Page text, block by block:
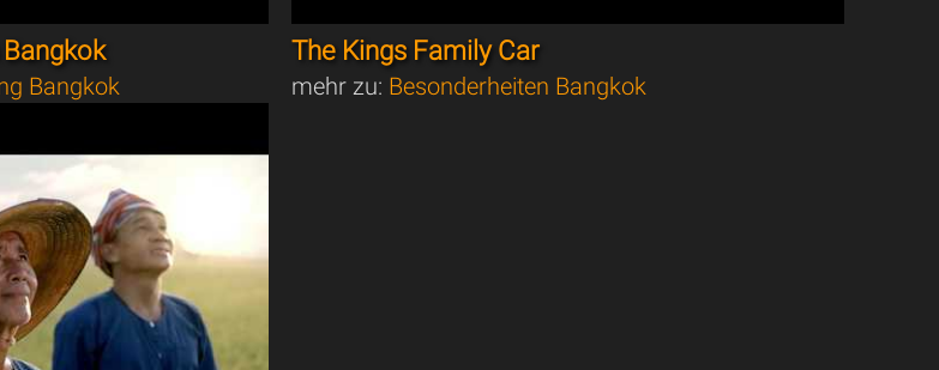
Bangkok
Bangkok
The Kings Family Car
mehr zu: Besonderheiten Bangkok